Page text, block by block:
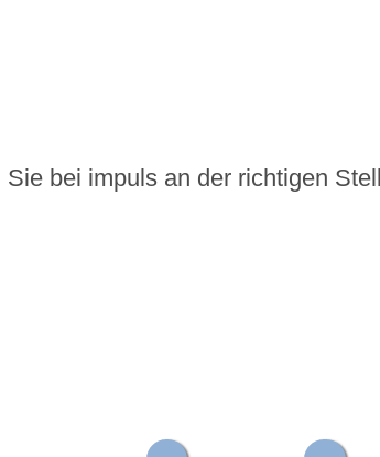
bei impuls an der richtigen